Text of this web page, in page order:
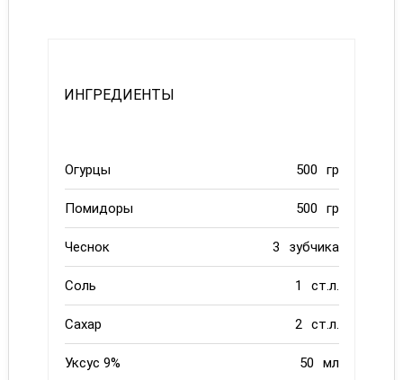
ИНГРЕДИЕНТЫ
Огурцы 500 гр
Помидоры 500 гр
Чеснок 3 зубчика
Соль 1 ст.л.
Сахар 2 ст.л.
Уксус 9% 50 мл